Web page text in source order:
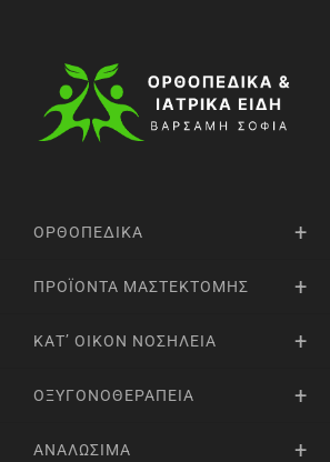
ΟΡΘΟΠΕΔΙΚΆ
ΠΡΟΪΌΝΤΑ ΜΑΣΤΕΚΤΟΜΉΣ
ΚΑΤ’ ΟΊΚΟΝ ΝΟΣΗΛΕΊΑ
ΟΞΥΓΟΝΟΘΕΡΑΠΕΊΑ
ΑΝΑΛΏΣΙΜΑ